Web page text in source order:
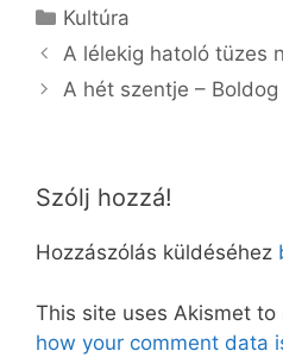
Kategória
Kultúra
A lélekig hatoló tüzes
A hét szentje – Boldog
Szólj hozzá!
Hozzászólás küldéséhez
This site uses Akismet to
how your comment data